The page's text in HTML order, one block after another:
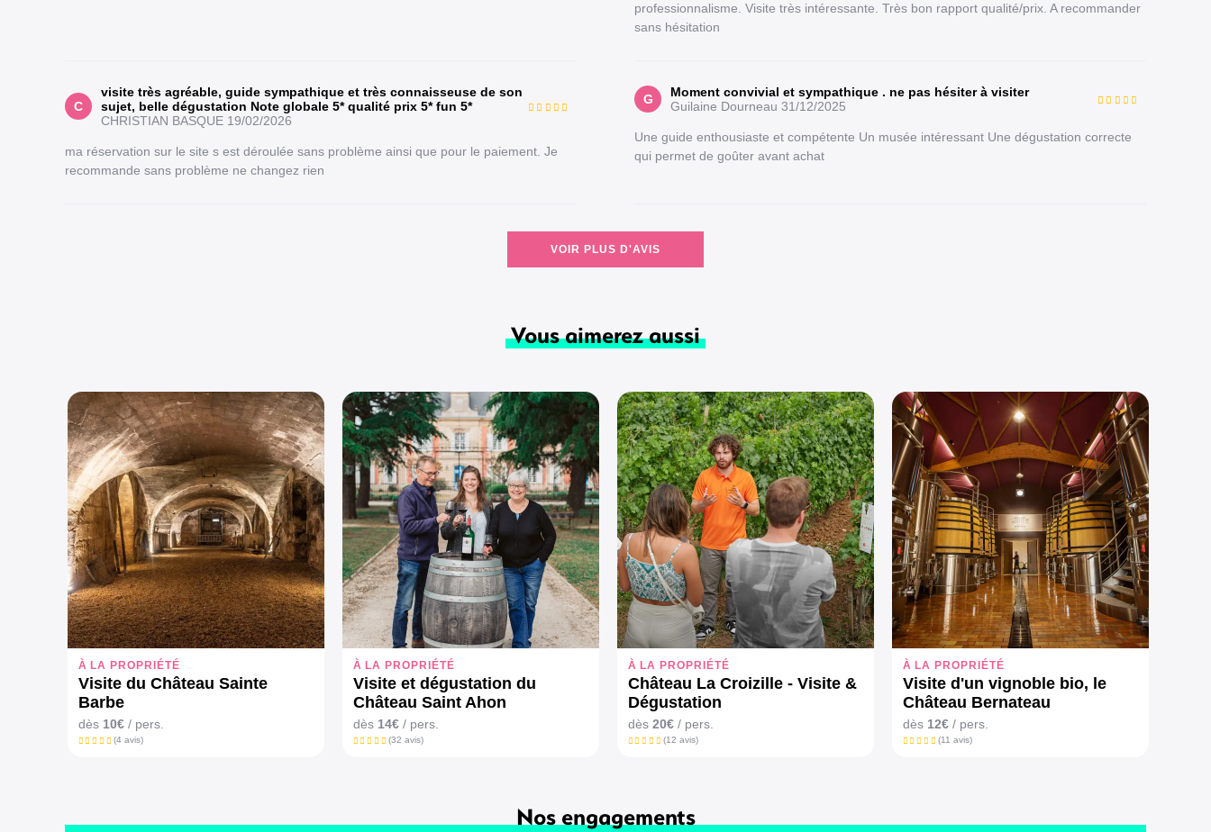
professionnalisme. Visite très intéressante. Très bon rapport qualité/prix. A recommander
sans hésitation
C
visite très agréable, guide sympathique et très connaisseuse de son
sujet, belle dégustation Note globale 5* qualité prix 5* fun 5*
CHRISTIAN BASQUE 19/02/2026
ma réservation sur le site s est déroulée sans problème ainsi que pour le paiement. Je
recommande sans problème ne changez rien
G
Moment convivial et sympathique . ne pas hésiter à visiter
Guilaine Dourneau 31/12/2025
Une guide enthousiaste et compétente Un musée intéressant Une dégustation correcte
qui permet de goûter avant achat
VOIR PLUS D'AVIS
Vous aimerez aussi
À LA PROPRIÉTÉ
Visite du Château Sainte
Barbe
dès 10€/ pers.
(4 avis)
À LA PROPRIÉTÉ
Visite et dégustation du
Château Saint Ahon
dès 14€/ pers.
(32 avis)
À LA PROPRIÉTÉ
Château La Croizille - Visite &
Dégustation
dès 20€/ pers.
(12 avis)
À LA PROPRIÉTÉ
Visite d'un vignoble bio, le
Château Bernateau
dès 12€/ pers.
(11 avis)
Nos engagements